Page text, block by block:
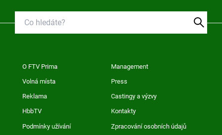
O FTV Prima Management
Volná místa Press
Reklama Castingy a výzvy
HbbTV Kontakty
Podmínky užívání Zpracování osobních údajů